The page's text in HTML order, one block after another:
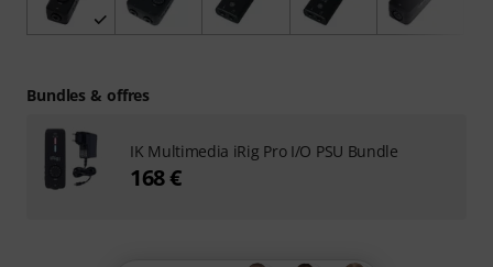
Bundles & offres
IK Multimedia iRig Pro I/O PSU Bundle
168 €